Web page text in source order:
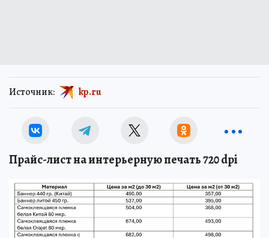
Источник: kp.ru
Прайс-лист на интерьерную печать 720 dpi